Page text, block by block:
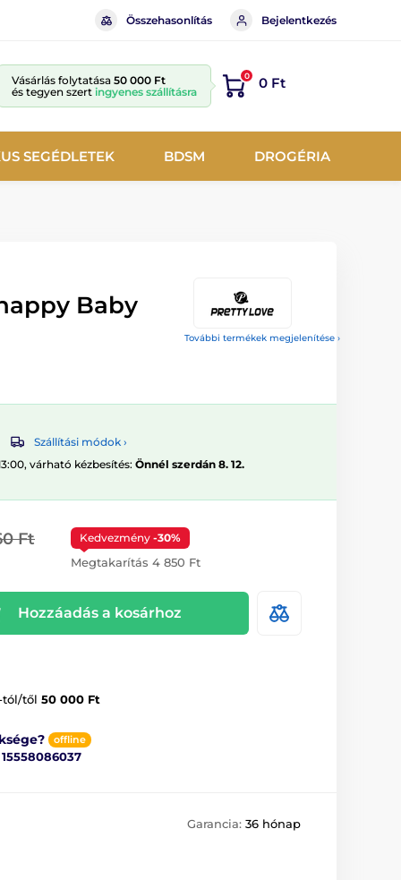
Összehasonlítás Bejelentkezés
Vásárlás folytatása 50 000 Ft
és tegyen szert ingyenes szállításra
0 0 Ft
SEGÉDLETEK BDSM DROGÉRIA
További termékek megjelenítése ›
Baby
Szállítási módok ›
várható kézbesítés: Önnél szerdán 8. 12.
Ft Kedvezmény -30%
Megtakarítás 4 850 Ft
Hozzáadás a kosárhoz
tól/től 50 000 Ft
offline
15558086037
Garancia: 36 hónap